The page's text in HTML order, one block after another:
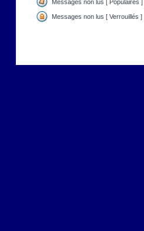
Messages non lus [ Populaires ]
Messages non lus [ Verrouillés ]